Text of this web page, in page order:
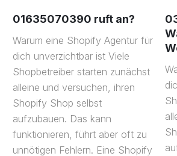
01635070390 ruft an?
Warum eine Shopify Agentur für
dich unverzichtbar ist Viele
Shopbetreiber starten zunächst
alleine und versuchen, ihren
Shopify Shop selbst
aufzubauen. Das kann
funktionieren, führt aber oft zu
unnötigen Fehlern. Eine Shopify